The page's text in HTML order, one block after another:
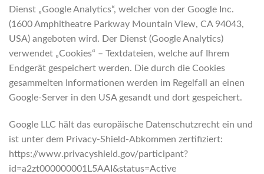
Dienst „Google Analytics“, welcher von der Google Inc.
(1600 Amphitheatre Parkway Mountain View, CA 94043,
USA) angeboten wird. Der Dienst (Google Analytics)
verwendet „Cookies“ – Textdateien, welche auf Ihrem
Endgerät gespeichert werden. Die durch die Cookies
gesammelten Informationen werden im Regelfall an einen
Google-Server in den USA gesandt und dort gespeichert.
Google LLC hält das europäische Datenschutzrecht ein und
ist unter dem Privacy-Shield-Abkommen zertifiziert:
https://www.privacyshield.gov/participant?
id=a2zt000000001L5AAI&status=Active